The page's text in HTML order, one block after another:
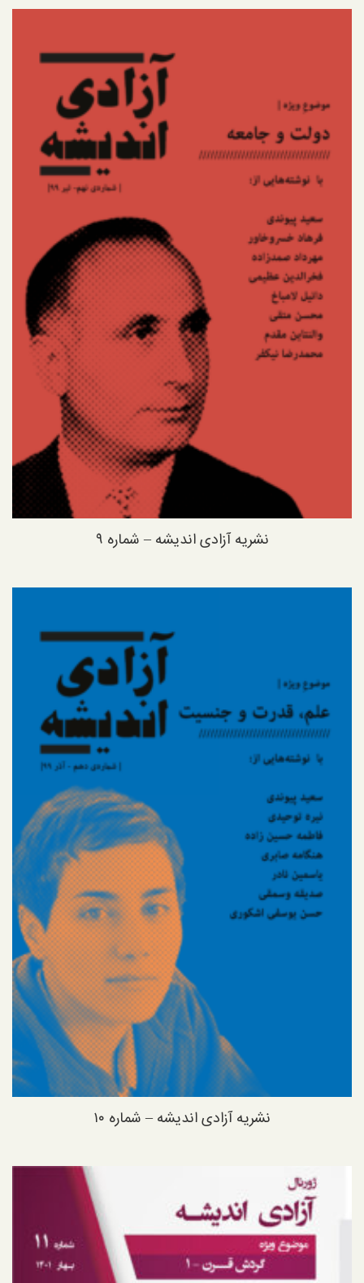
نشریه آزادی اندیشه – شماره ۹
نشریه آزادی اندیشه – شماره ۱۰